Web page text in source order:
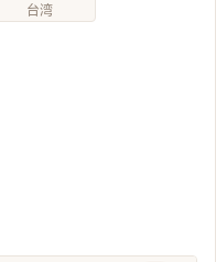
台湾